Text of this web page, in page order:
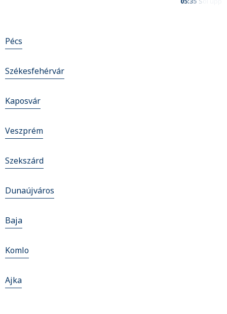
Pécs
Székesfehérvár
Kaposvár
Veszprém
Szekszárd
Dunaújváros
Baja
Komlo
Ajka